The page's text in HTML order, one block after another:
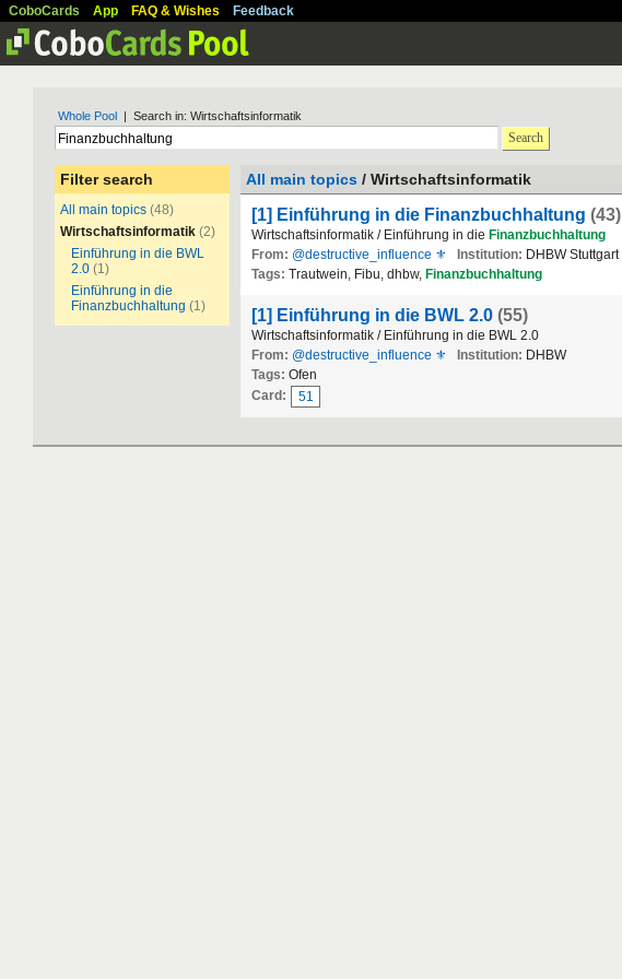
CoboCards App FAQ & Wishes Feedback
Whole Pool | Search in: Wirtschaftsinformatik
Search
Filter search
All main topics (48)
Wirtschaftsinformatik (2)
Einführung in die BWL
2.0 (1)
Einführung in die
Finanzbuchhaltung (1)
All main topics / Wirtschaftsinformatik
[1] Einführung in die Finanzbuchhaltung (43)
Wirtschaftsinformatik / Einführung in die Finanzbuchhaltung
From: @destructive_influence ⚜ Institution: DHBW Stuttgart
Tags: Trautwein, Fibu, dhbw, Finanzbuchhaltung
[1] Einführung in die BWL 2.0 (55)
Wirtschaftsinformatik / Einführung in die BWL 2.0
From: @destructive_influence ⚜ Institution: DHBW
Tags: Ofen
Card:
51